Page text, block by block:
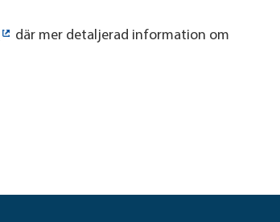
där mer detaljerad information om